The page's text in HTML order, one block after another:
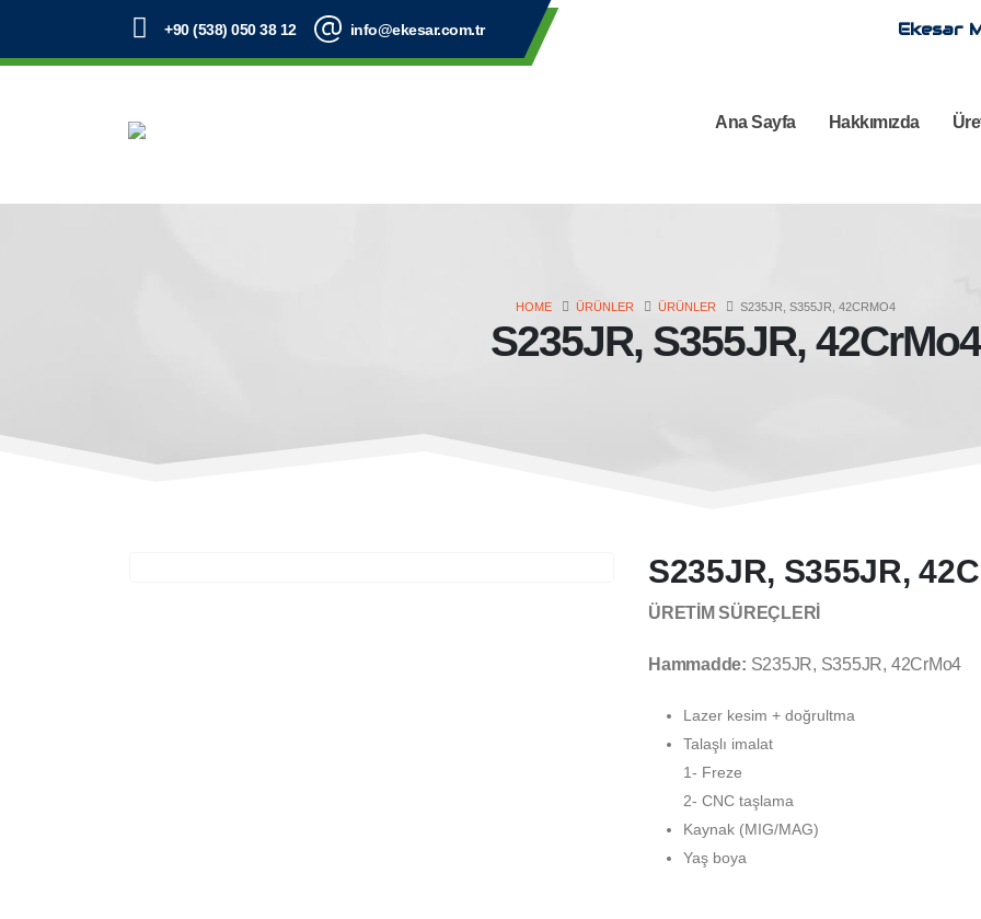
+90 (538) 050 38 12 info@ekesar.com.tr Ekesar
Ana Sayfa Hakkımızda
HOME ÜRÜNLER ÜRÜNLER S235JR, S355JR, 42CRMO4
S235JR, S355JR, 42CrMo4
S235JR, S355JR,
ÜRETİM SÜREÇLERİ
Hammadde: S235JR, S355JR, 42CrMo4
Lazer kesim + doğrultma
Talaşlı imalat
1- Freze
2- CNC taşlama
Kaynak (MIG/MAG)
Yaş boya